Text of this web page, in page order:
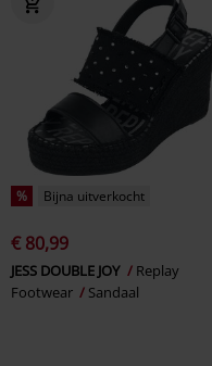
% Bijna uitverkocht
€ 80,99
JESS DOUBLE JOY
Replay
Footwear
Sandaal